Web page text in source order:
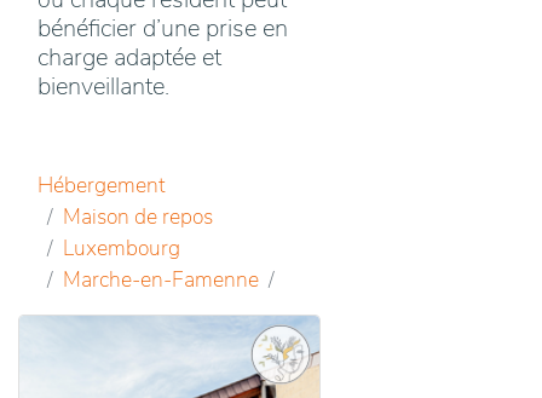
bénéficier d’une prise en
charge adaptée et
bienveillante.
Hébergement
Maison de repos
Luxembourg
Marche-en-Famenne